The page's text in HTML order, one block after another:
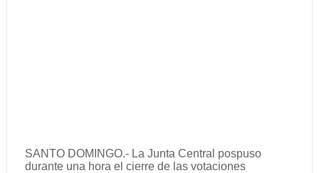
SANTO DOMINGO.- La Junta Central pospuso
durante una hora el cierre de las votaciones